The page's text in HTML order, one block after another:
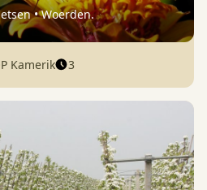
• Woerden.
Kamerik 3